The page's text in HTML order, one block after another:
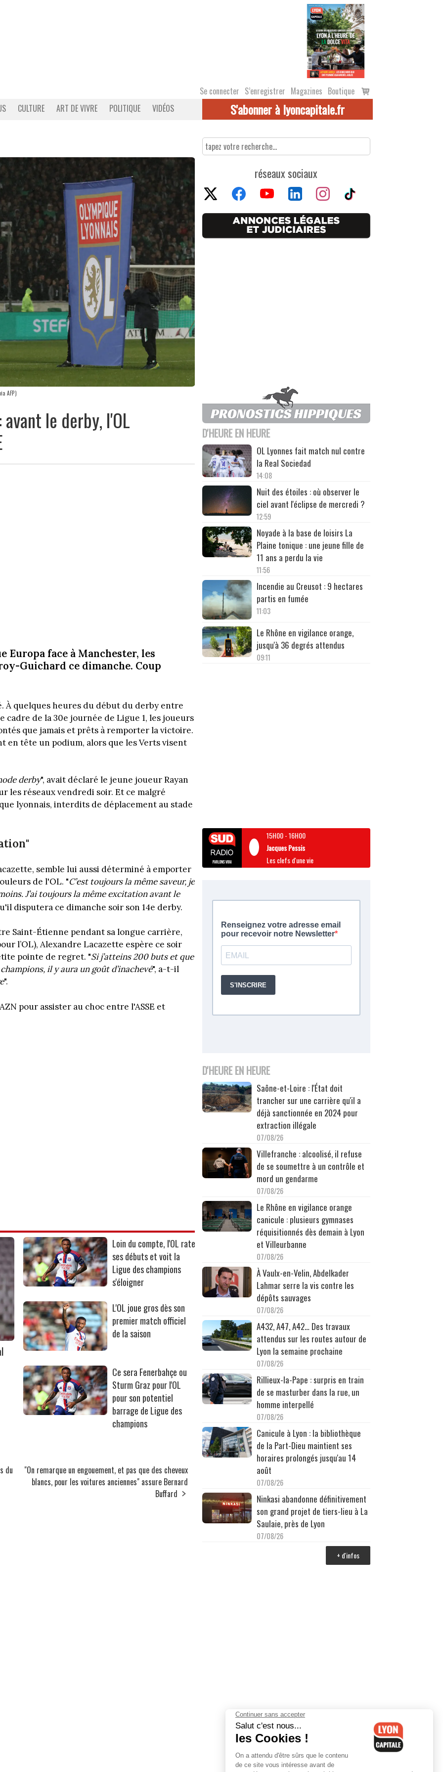
Se connecter S’enregistrer Magazines Boutique
Voir
le
CULTURE ART DE VIVRE POLITIQUE VIDÉOS S'abonner à lyoncapitale.fr
AFP)
le derby, l'OL
face à Manchester, les
Guichard ce dimanche. Coup
À quelques heures du début du derby entre
cadre de la 30e journée de Ligue 1, les joueurs
que jamais et prêts à remporter la victoire.
en tête un podium, alors que les Verts visent
derby", avait déclaré le jeune joueur Rayan
les réseaux vendredi soir. Et ce malgré
lyonnais, interdits de déplacement au stade
semble lui aussi déterminé à emporter
de l'OL. "C’est toujours la même saveur, je
J’ai toujours la même excitation avant le
disputera ce dimanche soir son 14e derby.
Saint-Étienne pendant sa longue carrière,
l’OL), Alexandre Lacazette espère ce soir
pointe de regret. "Si j’atteins 200 buts et que
il y aura un goût d’inachevé", a-t-il
".
pour assister au choc entre l'ASSE et
Loin du compte, l'OL rate
ses débuts et voit la
Ligue des champions
s'éloigner
L'OL joue gros dès son
premier match officiel
de la saison
Ce sera Fenerbahçe ou
Sturm Graz pour l'OL
pour son potentiel
barrage de Ligue des
champions
du
"On remarque un engouement, et pas que des cheveux
blancs, pour les voitures anciennes" assure Bernard
Buffard
réseaux sociaux
D'HEURE EN HEURE
OL Lyonnes fait match nul contre
la Real Sociedad
14:08
Nuit des étoiles : où observer le
ciel avant l'éclipse de mercredi ?
12:59
Noyade à la base de loisirs La
Plaine tonique : une jeune fille de
11 ans a perdu la vie
11:56
Incendie au Creusot : 9 hectares
partis en fumée
11:03
Le Rhône en vigilance orange,
jusqu'à 36 degrés attendus
09:11
15H00-16H00
Jacques Pessis
Les clefs d'une vie
D'HEURE EN HEURE
Saône-et-Loire : l'État doit
trancher sur une carrière qu'il a
déjà sanctionnée en 2024 pour
extraction illégale
07/08/26
Villefranche : alcoolisé, il refuse
de se soumettre à un contrôle et
mord un gendarme
07/08/26
Le Rhône en vigilance orange
canicule : plusieurs gymnases
réquisitionnés dès demain à Lyon
et Villeurbanne
07/08/26
À Vaulx-en-Velin, Abdelkader
Lahmar serre la vis contre les
dépôts sauvages
07/08/26
A432, A47, A42… Des travaux
attendus sur les routes autour de
Lyon la semaine prochaine
07/08/26
Rillieux-la-Pape : surpris en train
de se masturber dans la rue, un
homme interpellé
07/08/26
Canicule à Lyon : la bibliothèque
de la Part-Dieu maintient ses
horaires prolongés jusqu'au 14
août
07/08/26
Ninkasi abandonne définitivement
son grand projet de tiers-lieu à La
Saulaie, près de Lyon
07/08/26
+ d'infos